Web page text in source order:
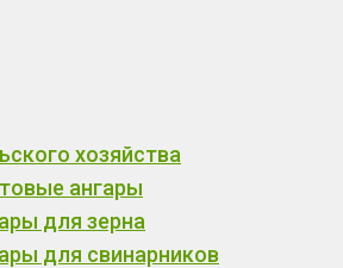
хозяйства
ангары
для зерна
для свинарников